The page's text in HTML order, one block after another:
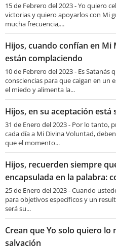
15 de Febrero del 2023 - Yo quiero
victorias y quiero apoyarlos con Mi
mucha frecuencia,...
Hijos, cuando confían en Mi
están complaciendo
10 de Febrero del 2023 - Es
consciencias para que caigan en un
el miedo y alimenta la...
Hijos, en su aceptación está
31 de Enero del 2023 - Por lo tanto,
cada día a Mi Divina Voluntad,
que el momento...
Hijos, recuerden siempre
encapsulada en la palabra:
25 de Enero del 2023 - Cuando
para objetivos específicos y un
será su...
Crean que Yo solo quiero lo
salvación